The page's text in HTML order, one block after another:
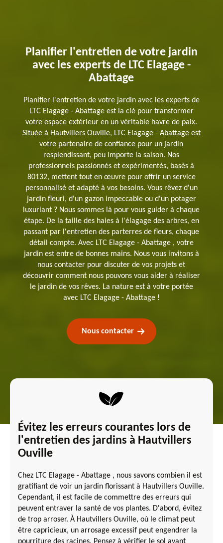
Planifier l'entretien de votre jardin
avec les experts de LTC Elagage -
Abattage
Planifier l'entretien de votre jardin avec les experts de
LTC Elagage - Abattage est la clé pour transformer
votre espace extérieur en un véritable havre de paix.
Située à Hautvillers Ouville, LTC Elagage - Abattage est
votre partenaire de confiance pour un jardin
resplendissant, peu importe la saison. Nos
professionnels passionnés et expérimentés, basés à
80132, mettent tout en œuvre pour offrir un service
personnalisé et adapté à vos besoins. Vous rêvez d'un
jardin fleuri, d'un gazon impeccable ou d'un potager
luxuriant ? Nous sommes là pour vous guider à chaque
étape. De la taille des haies à l'élagage des arbres, en
passant par l'entretien des parterres de fleurs, chaque
détail compte. Avec LTC Elagage - Abattage , votre
jardin est entre de bonnes mains. Nous vous invitons à
nous contacter pour discuter de vos projets et
découvrir comment nous pouvons vous aider à réaliser
le jardin de vos rêves. La nature est à votre portée
avec LTC Elagage - Abattage !
Nous contacter
Évitez les erreurs courantes lors de
l'entretien des jardins à Hautvillers
Ouville
Chez LTC Elagage - Abattage , nous savons combien il est
gratifiant de voir un jardin florissant à Hautvillers Ouville.
Cependant, il est facile de commettre des erreurs qui
peuvent entraver la santé de vos plantes. D'abord, évitez
de trop arroser. À Hautvillers Ouville, où le climat peut
être capricieux, un arrosage excessif peut engendrer la
pourriture des racines. Pensez à vérifier le sol avant